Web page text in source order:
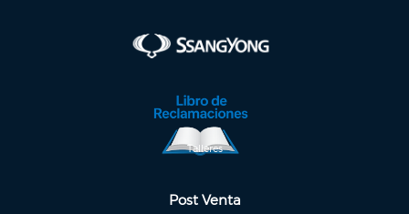
Talleres
Post Venta